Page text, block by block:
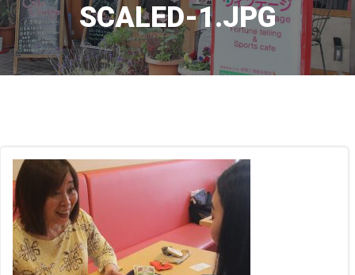
ッ
プ
SCALED-1.JPG